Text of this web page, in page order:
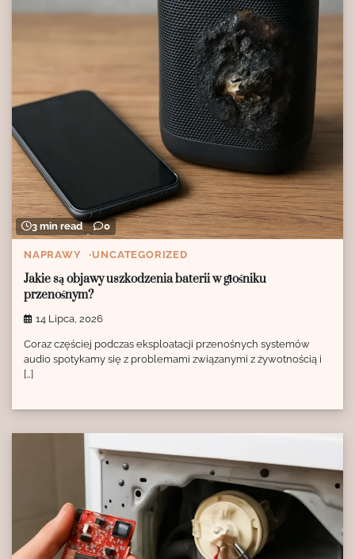
3 min read 0
NAPRAWY UNCATEGORIZED
Jakie są objawy uszkodzenia baterii w głośniku
przenośnym?
14 Lipca, 2026
Coraz częściej podczas eksploatacji przenośnych systemów
audio spotykamy się z problemami związanymi z żywotnością i
[…]